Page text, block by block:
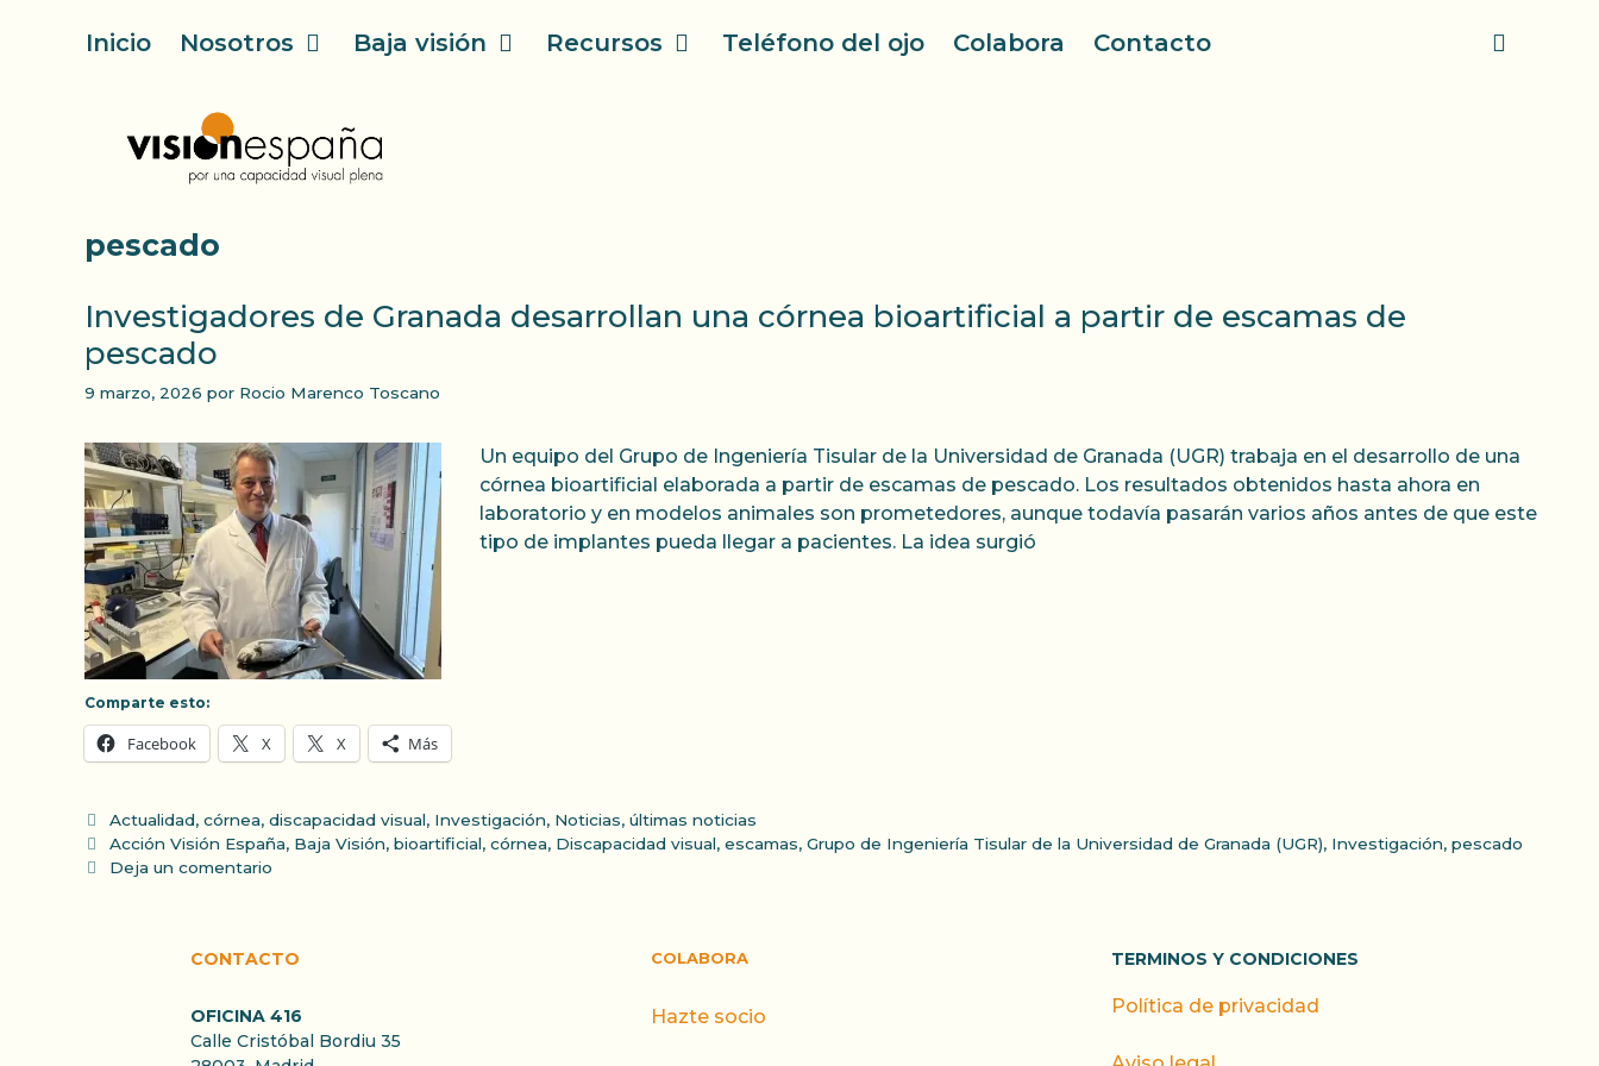
Inicio Nosotros Baja visión Recursos Teléfono del ojo Colabora Contacto
pescado
Investigadores de Granada desarrollan una córnea bioartificial a partir de escamas de
pescado
9 marzo, 2026 por Rocio Marenco Toscano
Un equipo del Grupo de Ingeniería Tisular de la Universidad de Granada (UGR) trabaja en el desarrollo de una
córnea bioartificial elaborada a partir de escamas de pescado. Los resultados obtenidos hasta ahora en
laboratorio y en modelos animales son prometedores, aunque todavía pasarán varios años antes de que este
tipo de implantes pueda llegar a pacientes. La idea surgió
Comparte esto:
Facebook X X Más
Categorías
Actualidad, córnea, discapacidad visual, Investigación, Noticias, últimas noticias
Etiquetas
Acción Visión España, Baja Visión, bioartificial, córnea, Discapacidad visual, escamas, Grupo de Ingeniería Tisular de la Universidad de Granada (UGR), Investigación, pescado
Deja un comentario
CONTACTO
OFICINA 416
Calle Cristóbal Bordiu 35
COLABORA
Hazte socio
TERMINOS Y CONDICIONES
Política de privacidad